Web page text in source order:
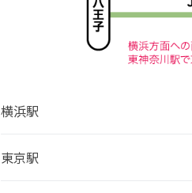
横浜駅
東京駅